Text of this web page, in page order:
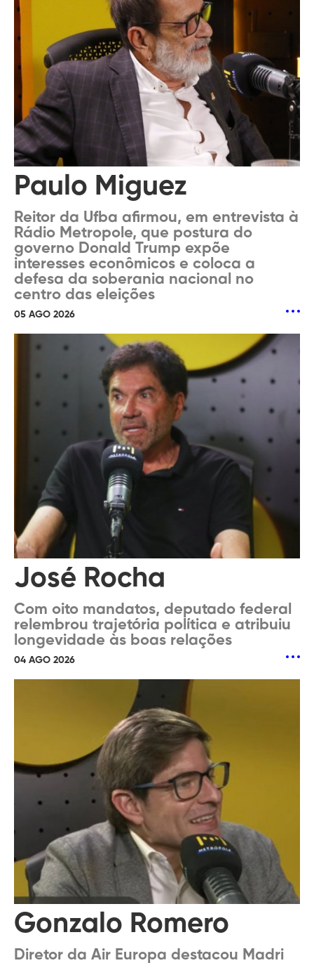
Paulo Miguez
Reitor da Ufba afirmou, em entrevista à
Rádio Metropole, que postura do
governo Donald Trump expõe
interesses econômicos e coloca a
defesa da soberania nacional no
centro das eleições
05 AGO 2026
José Rocha
Com oito mandatos, deputado federal
relembrou trajetória política e atribuiu
longevidade às boas relações
04 AGO 2026
Gonzalo Romero
Diretor da Air Europa destacou Madri